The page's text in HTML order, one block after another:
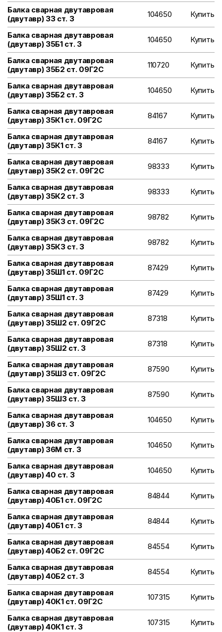
Балка сварная двутавровая
(двутавр) 33 ст. 3
104650 Купить
Балка сварная двутавровая
(двутавр) 35Б1 ст. 3
104650 Купить
Балка сварная двутавровая
(двутавр) 35Б2 ст. 09Г2С
110720 Купить
Балка сварная двутавровая
(двутавр) 35Б2 ст. 3
104650 Купить
Балка сварная двутавровая
(двутавр) 35К1 ст. 09Г2С
84167 Купить
Балка сварная двутавровая
(двутавр) 35К1 ст. 3
84167 Купить
Балка сварная двутавровая
(двутавр) 35К2 ст. 09Г2С
98333 Купить
Балка сварная двутавровая
(двутавр) 35К2 ст. 3
98333 Купить
Балка сварная двутавровая
(двутавр) 35К3 ст. 09Г2С
98782 Купить
Балка сварная двутавровая
(двутавр) 35К3 ст. 3
98782 Купить
Балка сварная двутавровая
(двутавр) 35Ш1 ст. 09Г2С
87429 Купить
Балка сварная двутавровая
(двутавр) 35Ш1 ст. 3
87429 Купить
Балка сварная двутавровая
(двутавр) 35Ш2 ст. 09Г2С
87318 Купить
Балка сварная двутавровая
(двутавр) 35Ш2 ст. 3
87318 Купить
Балка сварная двутавровая
(двутавр) 35Ш3 ст. 09Г2С
87590 Купить
Балка сварная двутавровая
(двутавр) 35Ш3 ст. 3
87590 Купить
Балка сварная двутавровая
(двутавр) 36 ст. 3
104650 Купить
Балка сварная двутавровая
(двутавр) 36М ст. 3
104650 Купить
Балка сварная двутавровая
(двутавр) 40 ст. 3
104650 Купить
Балка сварная двутавровая
(двутавр) 40Б1 ст. 09Г2С
84844 Купить
Балка сварная двутавровая
(двутавр) 40Б1 ст. 3
84844 Купить
Балка сварная двутавровая
(двутавр) 40Б2 ст. 09Г2С
84554 Купить
Балка сварная двутавровая
(двутавр) 40Б2 ст. 3
84554 Купить
Балка сварная двутавровая
(двутавр) 40К1 ст. 09Г2С
107315 Купить
Балка сварная двутавровая
(двутавр) 40К1 ст. 3
107315 Купить